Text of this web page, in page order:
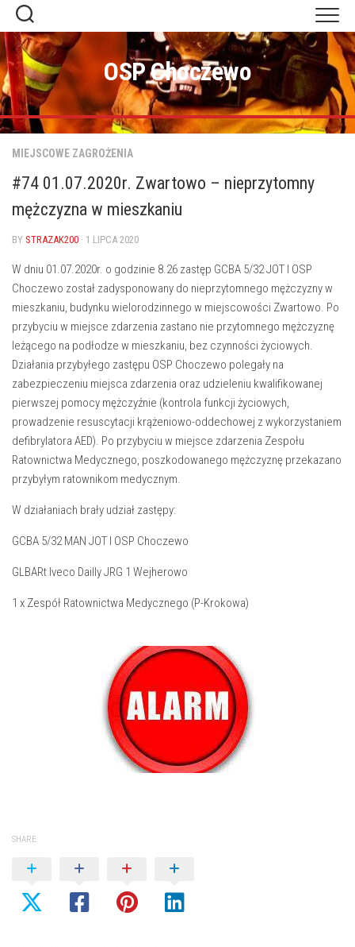
Skip
content
OSP Choczewo
MIEJSCOWE ZAGROŻENIA
#74 01.07.2020r. Zwartowo – nieprzytomny
mężczyzna w mieszkaniu
BY STRAZAK200 · 1 LIPCA 2020
W dniu 01.07.2020r. o godzinie 8.26 zastęp GCBA 5/32 JOT I OSP
Choczewo został zadysponowany do nieprzytomnego mężczyzny w
mieszkaniu, budynku wielorodzinnego w miejscowości Zwartowo. Po
przybyciu w miejsce zdarzenia zastano nie przytomnego mężczyznę
leżącego na podłodze w mieszkaniu, bez czynności życiowych.
Działania przybyłego zastępu OSP Choczewo polegały na
zabezpieczeniu miejsca zdarzenia oraz udzieleniu kwalifikowanej
pierwszej pomocy mężczyźnie (kontrola funkcji życiowych,
prowadzenie resuscytacji krążeniowo-oddechowej z wykorzystaniem
defibrylatora AED). Po przybyciu w miejsce zdarzenia Zespołu
Ratownictwa Medycznego, poszkodowanego mężczyznę przekazano
przybyłym ratownikom medycznym.
W działaniach brały udział zastępy:
GCBA 5/32 MAN JOT I OSP Choczewo
GLBARt Iveco Dailly JRG 1 Wejherowo
1 x Zespół Ratownictwa Medycznego (P-Krokowa)
SHARE